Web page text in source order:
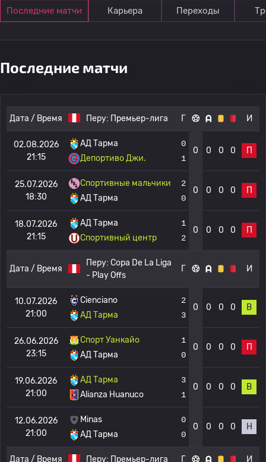
Последние матчи Карьера Переходы
Последние матчи
Дата / Время Перу: Премьер-лига Г И
02.08.2026
21:15
АД Тарма
Депортиво Джи.
0
1
0 0 0 0 П
25.07.2026
18:30
Спортивные мальчики
АД Тарма
2
0
0 0 0 0 П
18.07.2026
21:15
АД Тарма
Спортивный центр
1
2
0 0 0 0 П
Дата / Время
Перу: Copa De La Liga
- Play Offs
Г И
10.07.2026
21:00
Cienciano
АД Тарма
2
3
0 0 0 0 В
26.06.2026
23:15
Спорт Уанкайо
АД Тарма
1
0
0 0 0 0 П
19.06.2026
21:00
АД Тарма
Alianza Huanuco
3
1
0 0 0 0 В
12.06.2026
21:00
Minas
АД Тарма
0
0
0 0 0 0 Н
Дата / Время Перу: Премьер-лига Г И